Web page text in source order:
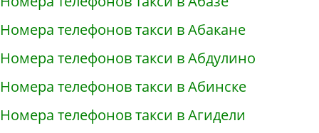
Номера телефонов такси в Абакане
Номера телефонов такси в Абдулино
Номера телефонов такси в Абинске
Номера телефонов такси в Агидели